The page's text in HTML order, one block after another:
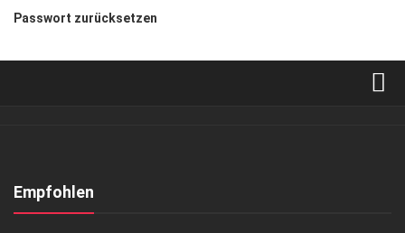
Passwort zurücksetzen
Kontakt, Impressum
Empfohlen